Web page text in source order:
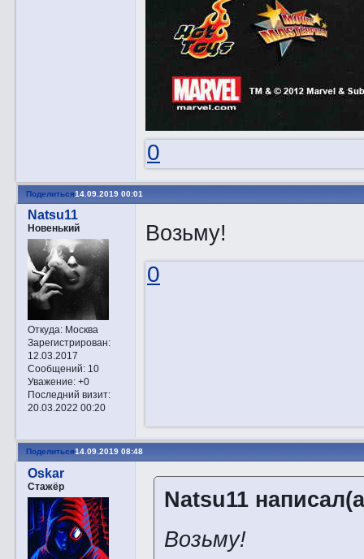
0
Поделиться14.09.2019 00:01
Natsu11
Новенький
Откуда:Москва
Зарегистрирован:
12.03.2017
Сообщений:10
Уважение: +0
Последний визит:
20.03.2022 00:20
Возьму!
0
Поделиться14.09.2019 08:48
Oskar
Стажёр
Natsu11
Возьму!